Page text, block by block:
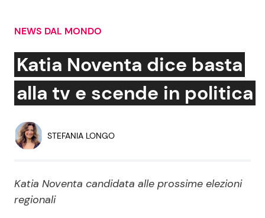
Cerca:
News e Cronaca
Attualità Italiana
Dal Mondo
Economia
Persone Scomparse
Gossip e TV
Bellezze VIP
Fiction e Serie TV
NEWS DAL MONDO
Katia Noventa dice basta
alla tv e scende in politica
STEFANIA LONGO
Katia Noventa candidata alle prossime elezioni
regionali